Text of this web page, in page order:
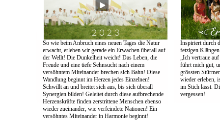
So wie beim Anbruch eines neuen Tages die Natur
erwacht, erleben wir gerade ein Erwachen überall auf
der Wellt! Die Dunkelheit weicht! Das Leben, die
Freude und eine tiefe Sehnsucht nach einem
versöhntem Miteinander brechen sich Bahn! Diese
Wandlung beginnt im Herzen jedes Einzelnen!
Schwillt an und breitet sich aus, bis sich überall
Synergien bilden! Geleitet durch diese aufbrechende
Herzenskräfte finden zerstrittene Menschen ebenso
wieder zueinander, wie verfeindete Nationen! Ein
versöhntes Miteinander in Harmonie beginnt!
Inspiriert durch
fetzigen
„Ich vertraue
führt mich gut,
grössten
wieder erleben,
im Stich lässt.
vergessen!